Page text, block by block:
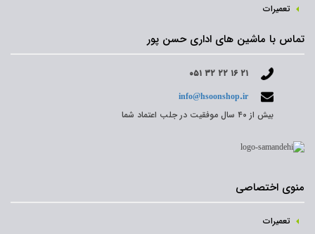
تعمیرات
تماس با ماشین های اداری حسن پور
۰۵۱ ۳۲ ۲۲ ۱۶ ۲۱
info@hsoonshop.ir
بیش از ۴۰ سال موفقیت در جلب اعتماد شما
منوی اختصاصی
تعمیرات